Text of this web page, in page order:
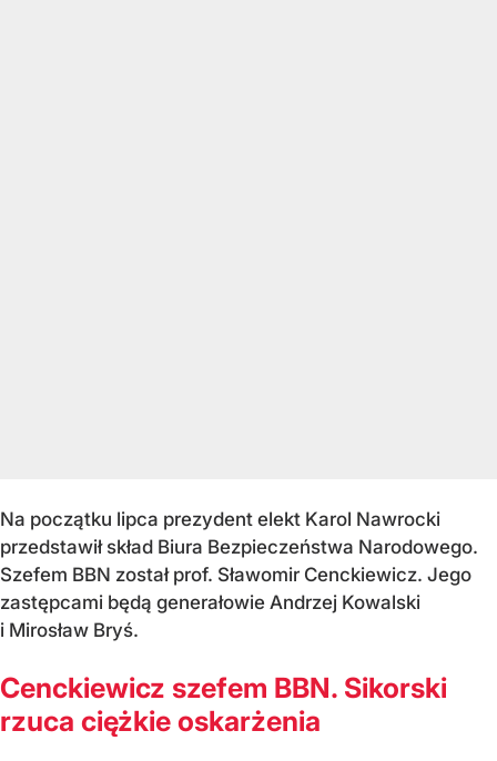
Na początku lipca prezydent elekt Karol Nawrocki
przedstawił skład Biura Bezpieczeństwa Narodowego.
Szefem BBN został prof. Sławomir Cenckiewicz. Jego
zastępcami będą generałowie Andrzej Kowalski
i Mirosław Bryś.
Cenckiewicz szefem BBN. Sikorski
rzuca ciężkie oskarżenia